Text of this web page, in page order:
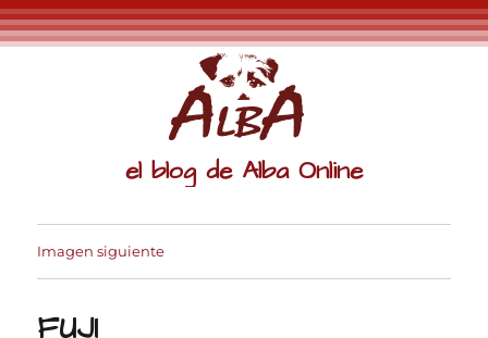
el blog de Alba Online
Imagen siguiente
FUJI